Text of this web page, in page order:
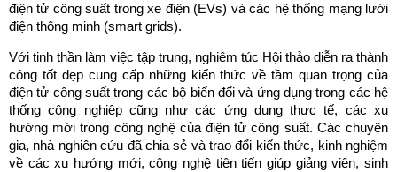
điện tử công suất trong xe điện (EVs) và các hệ thống mạng lưới
điện thông minh (smart grids).
Với tinh thần làm việc tập trung, nghiêm túc Hội thảo diễn ra thành
công tốt đẹp cung cấp những kiến thức về tầm quan trọng của
điện tử công suất trong các bộ biến đổi và ứng dụng trong các hệ
thống công nghiệp cũng như các ứng dụng thực tế, các xu
hướng mới trong công nghệ của điện tử công suất. Các chuyên
gia, nhà nghiên cứu đã chia sẻ và trao đổi kiến thức, kinh nghiệm
về các xu hướng mới, công nghệ tiên tiến giúp giảng viên, sinh